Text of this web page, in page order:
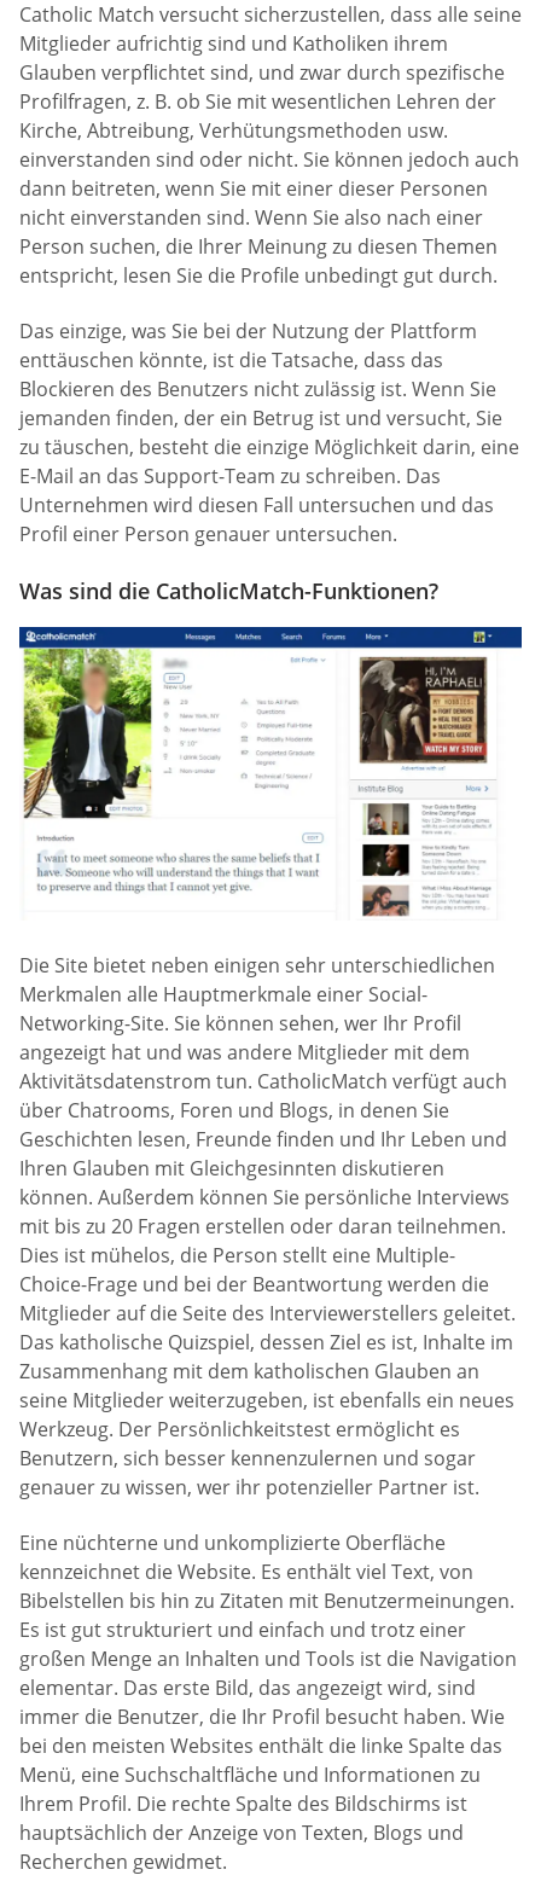
Catholic Match versucht sicherzustellen, dass alle seine
Mitglieder aufrichtig sind und Katholiken ihrem
Glauben verpflichtet sind, und zwar durch spezifische
Profilfragen, z. B. ob Sie mit wesentlichen Lehren der
Kirche, Abtreibung, Verhütungsmethoden usw.
einverstanden sind oder nicht. Sie können jedoch auch
dann beitreten, wenn Sie mit einer dieser Personen
nicht einverstanden sind. Wenn Sie also nach einer
Person suchen, die Ihrer Meinung zu diesen Themen
entspricht, lesen Sie die Profile unbedingt gut durch.
Das einzige, was Sie bei der Nutzung der Plattform
enttäuschen könnte, ist die Tatsache, dass das
Blockieren des Benutzers nicht zulässig ist. Wenn Sie
jemanden finden, der ein Betrug ist und versucht, Sie
zu täuschen, besteht die einzige Möglichkeit darin, eine
E-Mail an das Support-Team zu schreiben. Das
Unternehmen wird diesen Fall untersuchen und das
Profil einer Person genauer untersuchen.
Was sind die CatholicMatch-Funktionen?
Die Site bietet neben einigen sehr unterschiedlichen
Merkmalen alle Hauptmerkmale einer Social-
Networking-Site. Sie können sehen, wer Ihr Profil
angezeigt hat und was andere Mitglieder mit dem
Aktivitätsdatenstrom tun. CatholicMatch verfügt auch
über Chatrooms, Foren und Blogs, in denen Sie
Geschichten lesen, Freunde finden und Ihr Leben und
Ihren Glauben mit Gleichgesinnten diskutieren
können. Außerdem können Sie persönliche Interviews
mit bis zu 20 Fragen erstellen oder daran teilnehmen.
Dies ist mühelos, die Person stellt eine Multiple-
Choice-Frage und bei der Beantwortung werden die
Mitglieder auf die Seite des Interviewerstellers geleitet.
Das katholische Quizspiel, dessen Ziel es ist, Inhalte im
Zusammenhang mit dem katholischen Glauben an
seine Mitglieder weiterzugeben, ist ebenfalls ein neues
Werkzeug. Der Persönlichkeitstest ermöglicht es
Benutzern, sich besser kennenzulernen und sogar
genauer zu wissen, wer ihr potenzieller Partner ist.
Eine nüchterne und unkomplizierte Oberfläche
kennzeichnet die Website. Es enthält viel Text, von
Bibelstellen bis hin zu Zitaten mit Benutzermeinungen.
Es ist gut strukturiert und einfach und trotz einer
großen Menge an Inhalten und Tools ist die Navigation
elementar. Das erste Bild, das angezeigt wird, sind
immer die Benutzer, die Ihr Profil besucht haben. Wie
bei den meisten Websites enthält die linke Spalte das
Menü, eine Suchschaltfläche und Informationen zu
Ihrem Profil. Die rechte Spalte des Bildschirms ist
hauptsächlich der Anzeige von Texten, Blogs und
Recherchen gewidmet.